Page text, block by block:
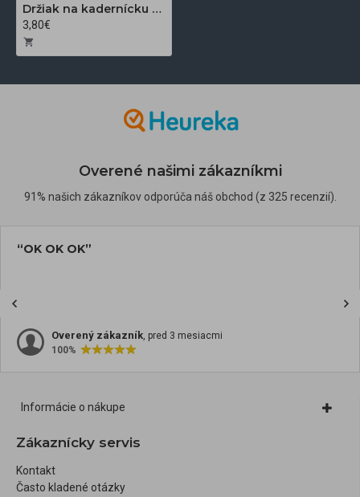
Držiak na kadernícku hlavu
3,80€
Overené našimi zákazníkmi
91% našich zákazníkov odporúča náš obchod (z 325 recenzií).
“OK OK OK”
Overený zákazník, pred 3 mesiacmi
100%
Informácie o nákupe
Zákaznícky servis
Kontakt
Často kladené otázky